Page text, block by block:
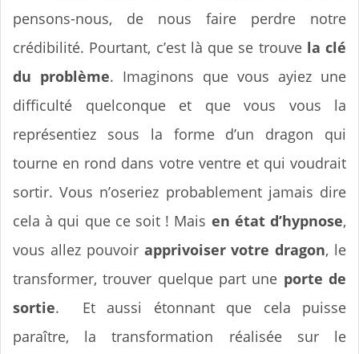
pensons-nous, de nous faire perdre notre
crédibilité. Pourtant, c’est là que se trouve la clé
du problème. Imaginons que vous ayiez une
difficulté quelconque et que vous vous la
représentiez sous la forme d’un dragon qui
tourne en rond dans votre ventre et qui voudrait
sortir. Vous n’oseriez probablement jamais dire
cela à qui que ce soit ! Mais en état d’hypnose,
vous allez pouvoir apprivoiser votre dragon, le
transformer, trouver quelque part une porte de
sortie. Et aussi étonnant que cela puisse
paraître, la transformation réalisée sur le